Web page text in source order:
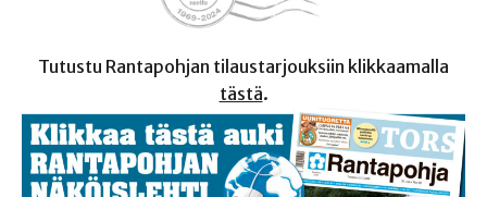
Tutustu Rantapohjan tilaustarjouksiin klikkaamalla
tästä.